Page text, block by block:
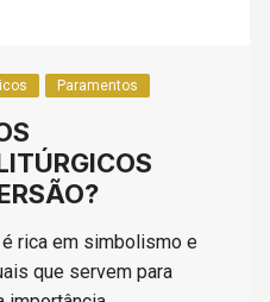
Paramentos
rica em simbolismo e
que servem para